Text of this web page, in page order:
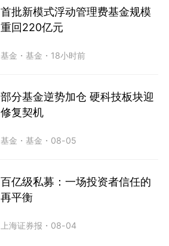
首批新模式浮动管理费基金规模
重回220亿元
基金 ・基金 ・ 18小时前
部分基金逆势加仓 硬科技板块迎
修复契机
基金 ・基金 ・ 08-05
百亿级私募：一场投资者信任的
再平衡
上海证券报 ・ 08-04